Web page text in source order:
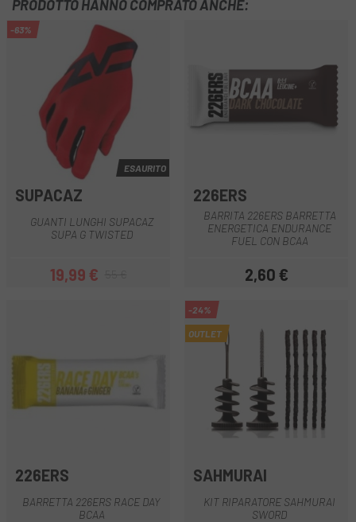
PRODOTTO HANNO COMPRATO ANCHE:
-63%
ESAURITO
SUPACAZ
GUANTI LUNGHI SUPACAZ
SUPA G TWISTED
Prezzo
19,99 €Prezzo base
226ERS
BARRITA 226ERS BARRETTA
ENERGETICA ENDURANCE
FUEL CON BCAA
Prezzo
2,60 €
226ERS
BARRETTA 226ERS RACE DAY
BCAA
-24%
OUTLET
SAHMURAI
KIT RIPARATORE SAHMURAI
SWORD